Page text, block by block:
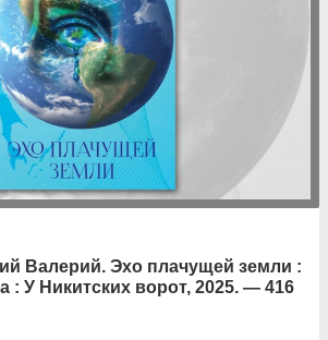
Валерий. Эхо плачущей земли :
: У Никитских ворот, 2025. — 416